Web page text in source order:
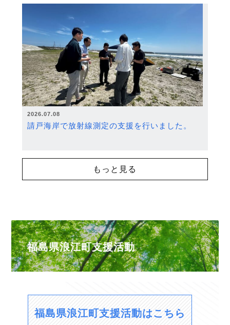
2026.07.08
請戸海岸で放射線測定の支援を行いました。
もっと見る
福島県浪江町支援活動
福島県浪江町支援活動はこちら